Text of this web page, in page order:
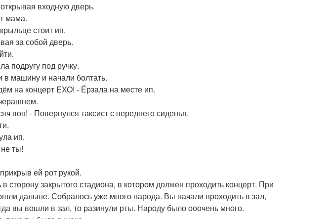
входную дверь.
мама.
стоит ип.
за собой дверь.
подругу под ручку.
машину и начали болтать.
на концерт EXO! - Ёрзала на месте ип.
вон! - Повернулся таксист с переднего сиденья.
ип.
ты!
ей рот рукой.
закрытого стадиона, в котором должен проходить концерт. При
дальше. Собралось уже много народа. Вы начали проходить в зал,
вы вошли в зал, то разинули рты. Народу было ооочень много.